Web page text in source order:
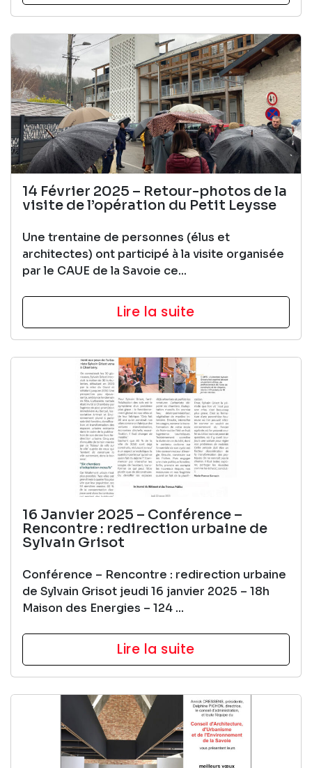
14 Février 2025 – Retour-photos de la
visite de l’opération du Petit Leysse
Une trentaine de personnes (élus et
architectes) ont participé à la visite organisée
par le CAUE de la Savoie ce...
Lire la suite
16 Janvier 2025 – Conférence –
Rencontre : redirection urbaine de
Sylvain Grisot
Conférence – Rencontre : redirection urbaine
de Sylvain Grisot jeudi 16 janvier 2025 – 18h
Maison des Energies – 124 ...
Lire la suite